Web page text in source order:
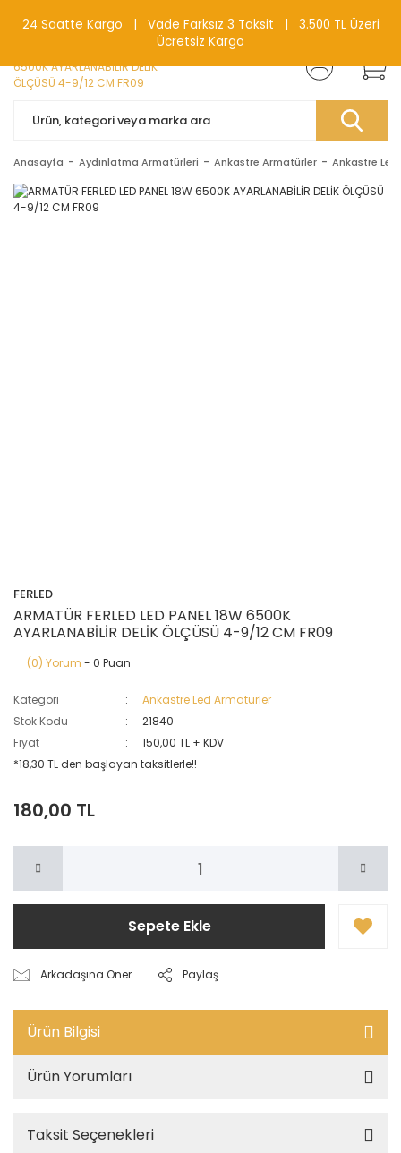
0(212) 240 87 88
Anasayfa Aydınlatma Armatürleri Ankastre Armatürler Ankastre
FERLED
ARMATÜR FERLED LED PANEL 18W 6500K
AYARLANABİLİR DELİK ÖLÇÜSÜ 4-9/12 CM FR09
(0) Yorum - 0 Puan
Kategori
Ankastre Led Armatürler
Stok Kodu
21840
Fiyat
150,00 TL + KDV
*18,30 TL den başlayan taksitlerle!!
180,00 TL
Sepete Ekle
Arkadaşına Öner Paylaş
Ürün Bilgisi
Ürün Yorumları
Taksit Seçenekleri
24 Saatte Kargo | Vade Farksız 3 Taksit | 3.500 TL Üzeri
Ücretsiz Kargo